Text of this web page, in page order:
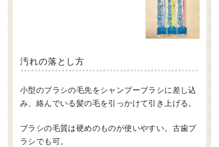
汚れの落とし方
小型のブラシの毛先をシャンプーブラシに差し込
み、絡んでいる髪の毛を引っかけて引き上げる。
ブラシの毛質は硬めのものが使いやすい。古歯ブ
ラシでも可。